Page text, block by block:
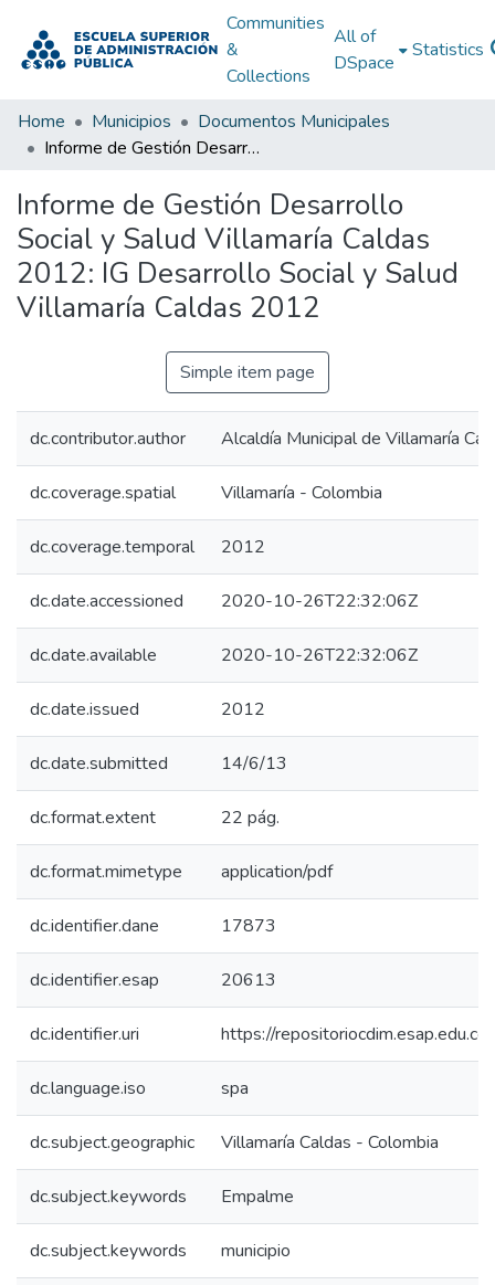
Communities
&
Collections
All of
DSpace
Statistics
Home Municipios
Documentos Municipales
Informe de Gestión Desarrollo Social y Salud Villamaría Caldas 2012: IG Desarrollo Social y Salud Villamaría Caldas 2012
Informe de Gestión Desarrollo
Social y Salud Villamaría Caldas
2012: IG Desarrollo Social y Salud
Villamaría Caldas 2012
Simple item page
dc.contributor.author Alcaldía Municipal de Villamaría
dc.coverage.spatial Villamaría - Colombia
dc.coverage.temporal 2012
dc.date.accessioned 2020-10-26T22:32:06Z
dc.date.available 2020-10-26T22:32:06Z
dc.date.issued 2012
dc.date.submitted 14/6/13
dc.format.extent 22 pág.
dc.format.mimetype application/pdf
dc.identifier.dane 17873
dc.identifier.esap 20613
dc.identifier.uri https://
dc.language.iso spa
dc.subject.geographic Villamaría Caldas - Colombia
dc.subject.keywords Empalme
dc.subject.keywords municipio